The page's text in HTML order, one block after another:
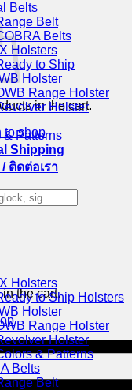
in the cart.
to shop
in the cart.
Belts
Belt
Belts
Holsters
to Ship
Holster
Range Holster
Holster
& Patterns
Shipping
ติดต่อเรา
Holsters
to Ship Holsters
Holster
Range Holster
Holster
& Patterns
Belts
Belt